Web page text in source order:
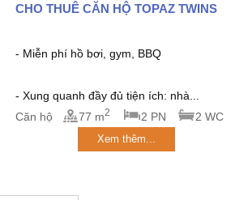
CHO THUÊ CĂN HỘ TOPAZ TWINS
- Miễn phí hồ bơi, gym, BBQ
- Xung quanh đầy đủ tiện ích: nhà...
Căn hộ
77 m2 2 PN 2 WC
Xem thêm...